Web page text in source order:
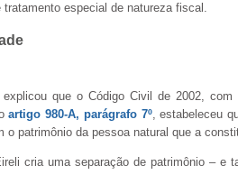
especial de natureza fiscal.
que o Código Civil de 2002,
artigo 980-A, parágrafo 7º, estabeleceu
patrimônio da pessoa natural que a
cria uma separação de patrimônio – e